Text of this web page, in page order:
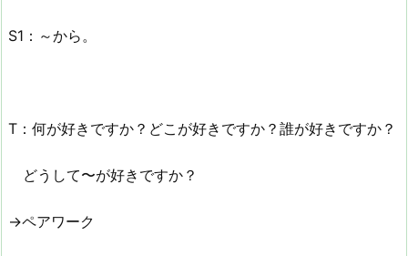
S1：～から。
T：何が好きですか？どこが好きですか？誰が好きですか？
どうして〜が好きですか？
→ペアワーク